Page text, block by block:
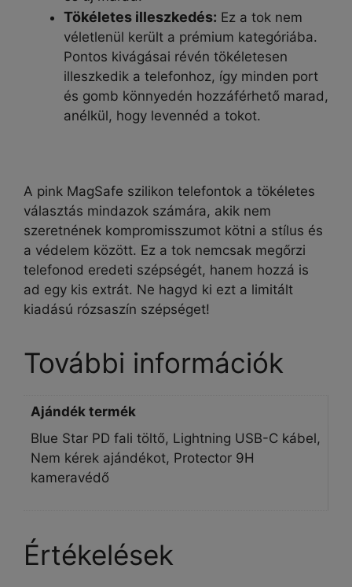
Tökéletes illeszkedés: Ez a tok nem
véletlenül került a prémium kategóriába.
Pontos kivágásai révén tökéletesen
illeszkedik a telefonhoz, így minden port
és gomb könnyedén hozzáférhető marad,
anélkül, hogy levennéd a tokot.
A pink MagSafe szilikon telefontok a tökéletes
választás mindazok számára, akik nem
szeretnének kompromisszumot kötni a stílus és
a védelem között. Ez a tok nemcsak megőrzi
telefonod eredeti szépségét, hanem hozzá is
ad egy kis extrát. Ne hagyd ki ezt a limitált
kiadású rózsaszín szépséget!
További információk
Ajándék termék
Blue Star PD fali töltő, Lightning USB-C kábel,
Nem kérek ajándékot, Protector 9H
kameravédő
Értékelések